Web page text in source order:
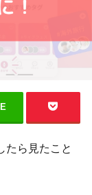
たら見たこと